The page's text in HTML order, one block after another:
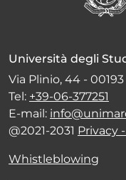
Università degli
Via Plinio, 44 -
Tel: +39-06-377251
E-mail:
@2021-2031 Privacy
Whistleblowing